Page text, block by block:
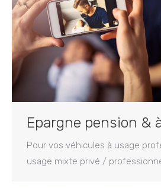
Epargne pension &
Pour vos véhicules à usage
usage mixte privé /